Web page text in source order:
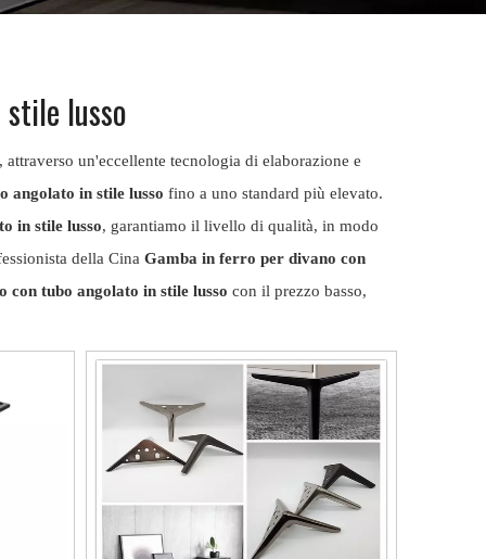
lusso
attraverso un'eccellente tecnologia di elaborazione e
angolato in stile lusso fino a uno standard più elevato.
in stile lusso, garantiamo il livello di qualità, in modo
della Cina Gamba in ferro per divano con
tubo angolato in stile lusso con il prezzo basso,